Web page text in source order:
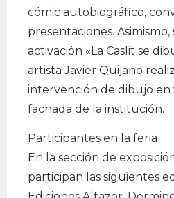
cómic autobiográfico,
presentaciones. Asimismo,
activación «La Caslit se
artista Javier Quijano
intervención de dibujo en
fachada de la institución.
Participantes en la feria
En la sección de
participan las siguientes